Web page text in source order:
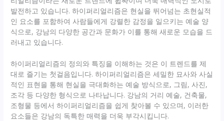
발전하고 있습니다. 하이퍼리얼리즘은 현실을 뛰어넘는 초현실적
인 요소를 포함하여 사람들에게 강렬한 감정을 일으키는 예술 양
식으로, 강남의 다양한 공간과 문화가 이를 통해 새로운 모습을 드
러내고 있습니다.
하이퍼리얼리즘의 정의와 특징을 이해하는 것은 이 트렌드를 제
대로 즐기는 첫걸음입니다. 하이퍼리얼리즘은 세밀한 묘사와 사실
적인 표현을 통해 현실을 극대화하는 예술 방식으로, 그림, 사진,
조각 등 다양한 형식으로 나타납니다. 강남의 거리 예술, 건축물,
조형물 등에서 하이퍼리얼리즘을 쉽게 찾아볼 수 있으며, 이러한
요소들은 강남의 독특한 매력을 더욱 부각시킵니다.